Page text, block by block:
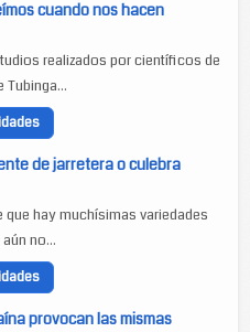
cuando nos hacen
realizados por científicos de
Tubinga...
de jarretera o culebra
que hay muchísimas variedades
no...
provocan las mismas